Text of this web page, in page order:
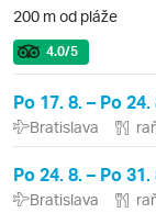
200 m od pláže
4.0/5
Po 17. 8. – Po
Bratislava
Po 24. 8. – Po
Bratislava